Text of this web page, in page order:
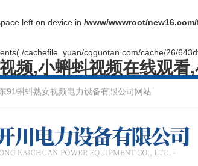
left on device in /www/wwwroot/
cachefile_yuan/cqguotan.com/cache/26/
频,小蝌蚪视频在线观
91蝌蚪熟女视频电力设备有限公司网站